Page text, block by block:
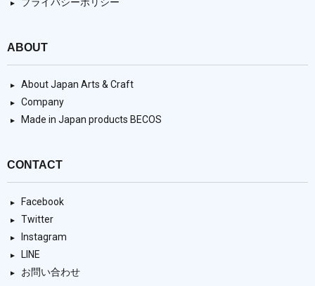
ABOUT
About Japan Arts & Craft
Company
Made in Japan products BECOS
CONTACT
Facebook
Twitter
Instagram
LINE
お問い合わせ